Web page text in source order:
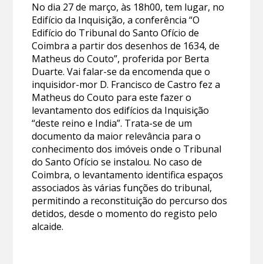
No dia 27 de março, às 18h00, tem lugar, no
Edifício da Inquisição, a conferência “O
Edifício do Tribunal do Santo Ofício de
Coimbra a partir dos desenhos de 1634, de
Matheus do Couto”, proferida por Berta
Duarte. Vai falar-se da encomenda que o
inquisidor-mor D. Francisco de Castro fez a
Matheus do Couto para este fazer o
levantamento dos edifícios da Inquisição
“deste reino e India”. Trata-se de um
documento da maior relevância para o
conhecimento dos imóveis onde o Tribunal
do Santo Ofício se instalou. No caso de
Coimbra, o levantamento identifica espaços
associados às várias funções do tribunal,
permitindo a reconstituição do percurso dos
detidos, desde o momento do registo pelo
alcaide.